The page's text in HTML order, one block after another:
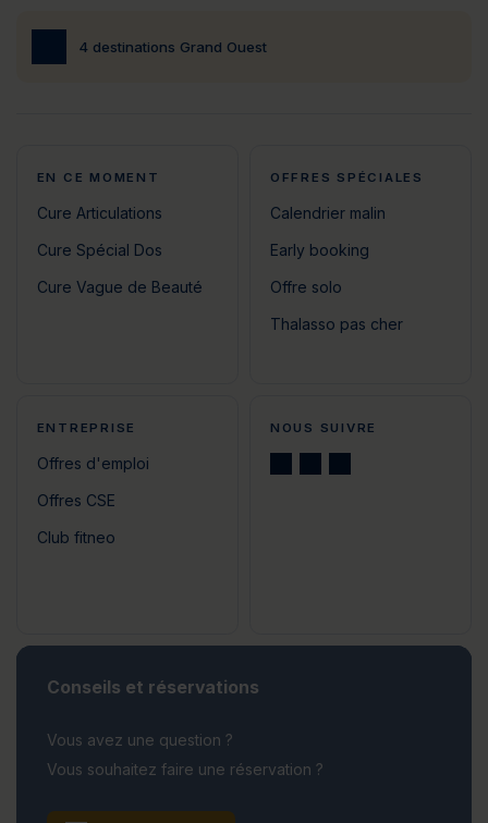
4 destinations Grand Ouest
EN CE MOMENT
Cure Articulations
Cure Spécial Dos
Cure Vague de Beauté
OFFRES SPÉCIALES
Calendrier malin
Early booking
Offre solo
Thalasso pas cher
ENTREPRISE
Offres d'emploi
Offres CSE
Club fitneo
NOUS SUIVRE
Conseils et réservations
Vous avez une question ?
Vous souhaitez faire une réservation ?